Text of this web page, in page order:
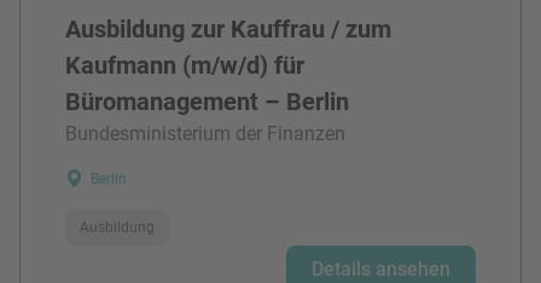
Ausbildung zur Kauffrau / zum
Kaufmann (m/w/d) für
Büromanagement – Berlin
Bundesministerium der Finanzen
Berlin
Ausbildung
Details ansehen